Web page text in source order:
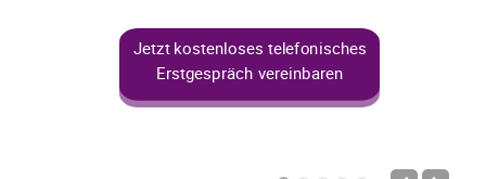
Jetzt kostenloses telefonisches
Erstgespräch vereinbaren